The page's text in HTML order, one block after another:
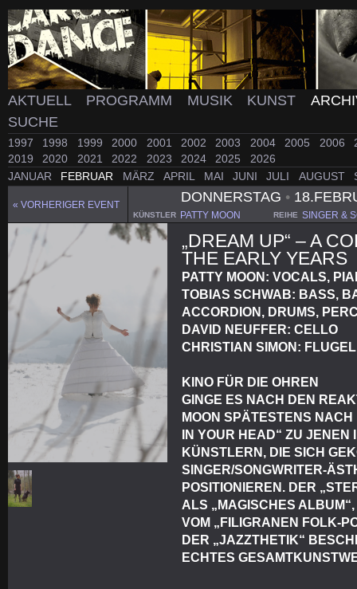
AKTUELL PROGRAMM MUSIK KUNST
SUCHE
1997 1998 1999 2000 2001 2002 2003 2004 2005 2006
2019
2020 2021 2022 2023 2024 2025
2026
JANUAR
FEBRUAR MÄRZ APRIL MAI JUNI JULI AUGUST
« VORHERIGER EVENT
DONNERSTAG •
KÜNSTLER PATTY MOON REIHE SINGER &
„DREAM UP“ – A
THE EARLY YEARS
PATTY MOON: VOCALS,
TOBIAS SCHWAB: BASS,
ACCORDION, DRUMS,
DAVID NEUFFER: CELLO
CHRISTIAN SIMON:
KINO FÜR DIE OHREN
GINGE ES NACH DEN
MOON SPÄTESTENS
IN YOUR HEAD“ ZU
KÜNSTLERN, DIE SICH
SINGER/SONGWRITER-
POSITIONIEREN. DER
ALS „MAGISCHES
VOM „FILIGRANEN FOLK-
DER „JAZZTHETIK“
ECHTES